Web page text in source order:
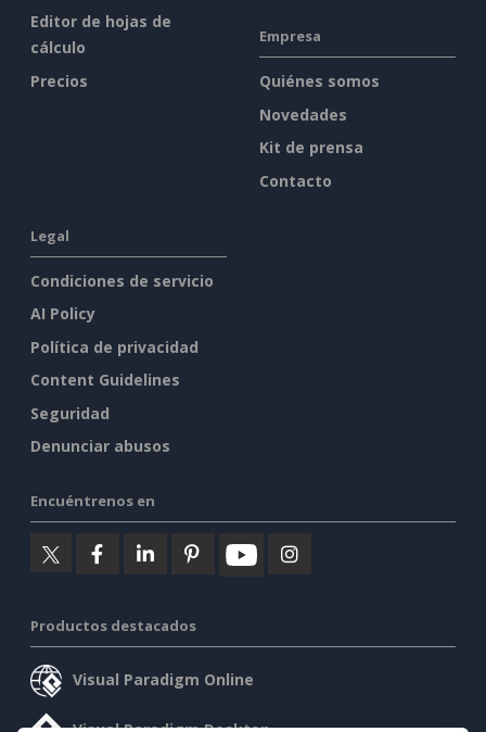
Editor de hojas de
cálculo
Precios
Empresa
Quiénes somos
Novedades
Kit de prensa
Contacto
Legal
Condiciones de servicio
AI Policy
Política de privacidad
Content Guidelines
Seguridad
Denunciar abusos
Encuéntrenos en
Productos destacados
Visual Paradigm Online